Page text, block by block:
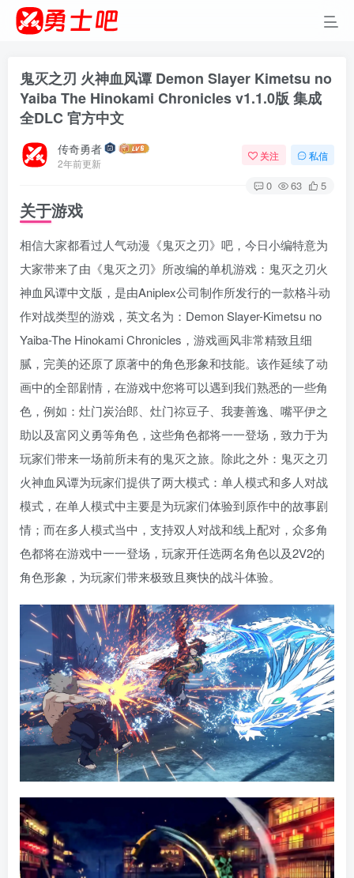
鬼灭之刃 火神血风谭 Demon Slayer Kimetsu no
Yaiba The Hinokami Chronicles v1.1.0版 集成
全DLC 官方中文
传奇勇者
2年前更新
关注 私信
0 63 5
关于游戏
相信大家都看过人气动漫《鬼灭之刃》吧，今日小编特意为
大家带来了由《鬼灭之刃》所改编的单机游戏：鬼灭之刃火
神血风谭中文版，是由Aniplex公司制作所发行的一款格斗动
作对战类型的游戏，英文名为：Demon Slayer-Kimetsu no
Yaiba-The Hinokami Chronicles，游戏画风非常精致且细
腻，完美的还原了原著中的角色形象和技能。该作延续了动
画中的全部剧情，在游戏中您将可以遇到我们熟悉的一些角
色，例如：灶门炭治郎、灶门祢豆子、我妻善逸、嘴平伊之
助以及富冈义勇等角色，这些角色都将一一登场，致力于为
玩家们带来一场前所未有的鬼灭之旅。除此之外：鬼灭之刃
火神血风谭为玩家们提供了两大模式：单人模式和多人对战
模式，在单人模式中主要是为玩家们体验到原作中的故事剧
情；而在多人模式当中，支持双人对战和线上配对，众多角
色都将在游戏中一一登场，玩家开任选两名角色以及2V2的
角色形象，为玩家们带来极致且爽快的战斗体验。